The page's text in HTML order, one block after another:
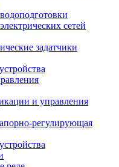
сетей
задатчики
и управления
регулирующая